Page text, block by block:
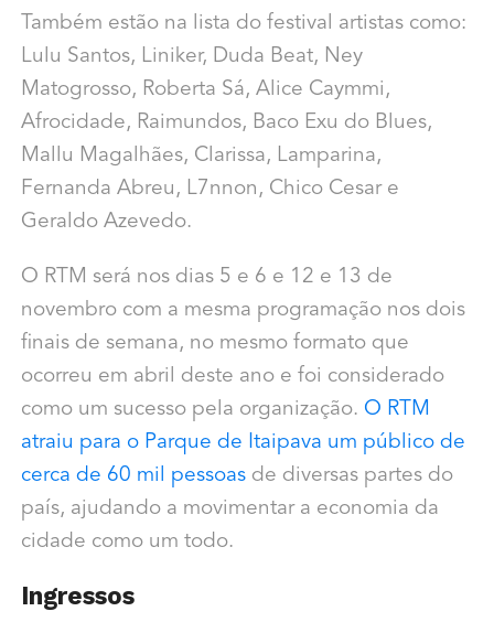
Também estão na lista do festival artistas como:
Lulu Santos, Liniker, Duda Beat, Ney
Matogrosso, Roberta Sá, Alice Caymmi,
Afrocidade, Raimundos, Baco Exu do Blues,
Mallu Magalhães, Clarissa, Lamparina,
Fernanda Abreu, L7nnon, Chico Cesar e
Geraldo Azevedo.
O RTM será nos dias 5 e 6 e 12 e 13 de
novembro com a mesma programação nos dois
finais de semana, no mesmo formato que
ocorreu em abril deste ano e foi considerado
como um sucesso pela organização. O RTM
atraiu para o Parque de Itaipava um público de
cerca de 60 mil pessoasde diversas partes do
país, ajudando a movimentar a economia da
cidade como um todo.
Ingressos